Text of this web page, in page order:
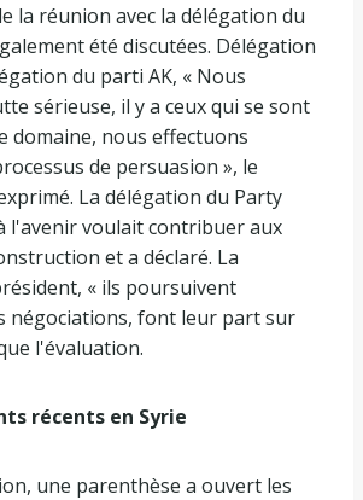
la réunion avec la délégation du
été discutées. Délégation
du parti AK, « Nous
sérieuse, il y a ceux qui se sont
domaine, nous effectuons
de persuasion », le
La délégation du Party
l'avenir voulait contribuer aux
et a déclaré. La
« ils poursuivent
négociations, font leur part sur
l'évaluation.
récents en Syrie
une parenthèse a ouvert les